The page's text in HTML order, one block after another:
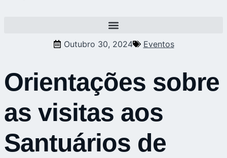
Outubro 30, 2024 Eventos
Orientações sobre
as visitas aos
Santuários de